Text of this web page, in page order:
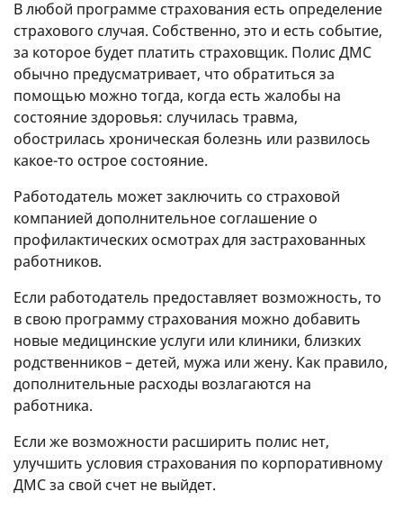
В любой программе страхования есть определение
страхового случая. Собственно, это и есть событие,
за которое будет платить страховщик. Полис ДМС
обычно предусматривает, что обратиться за
помощью можно тогда, когда есть жалобы на
состояние здоровья: случилась травма,
обострилась хроническая болезнь или развилось
какое-то острое состояние.
Работодатель может заключить со страховой
компанией дополнительное соглашение о
профилактических осмотрах для застрахованных
работников.
Если работодатель предоставляет возможность, то
в свою программу страхования можно добавить
новые медицинские услуги или клиники, близких
родственников – детей, мужа или жену. Как правило,
дополнительные расходы возлагаются на
работника.
Если же возможности расширить полис нет,
улучшить условия страхования по корпоративному
ДМС за свой счет не выйдет.